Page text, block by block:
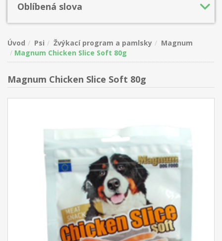
Oblíbená slova
Úvod Psi Žvýkací program a pamlsky
Magnum
Magnum Chicken Slice Soft 80g
Magnum Chicken Slice Soft 80g